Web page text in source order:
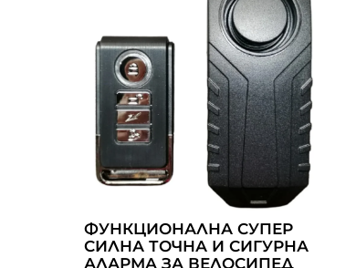
ФУНКЦИОНАЛНА СУПЕР
СИЛНА ТОЧНА И СИГУРНА
АЛАРМА ЗА ВЕЛОСИПЕД